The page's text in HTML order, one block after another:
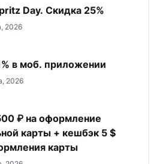
Day. Скидка 25%
2026
в моб. приложении
2026
₽ на оформление
карты + кешбэк 5 $
карты